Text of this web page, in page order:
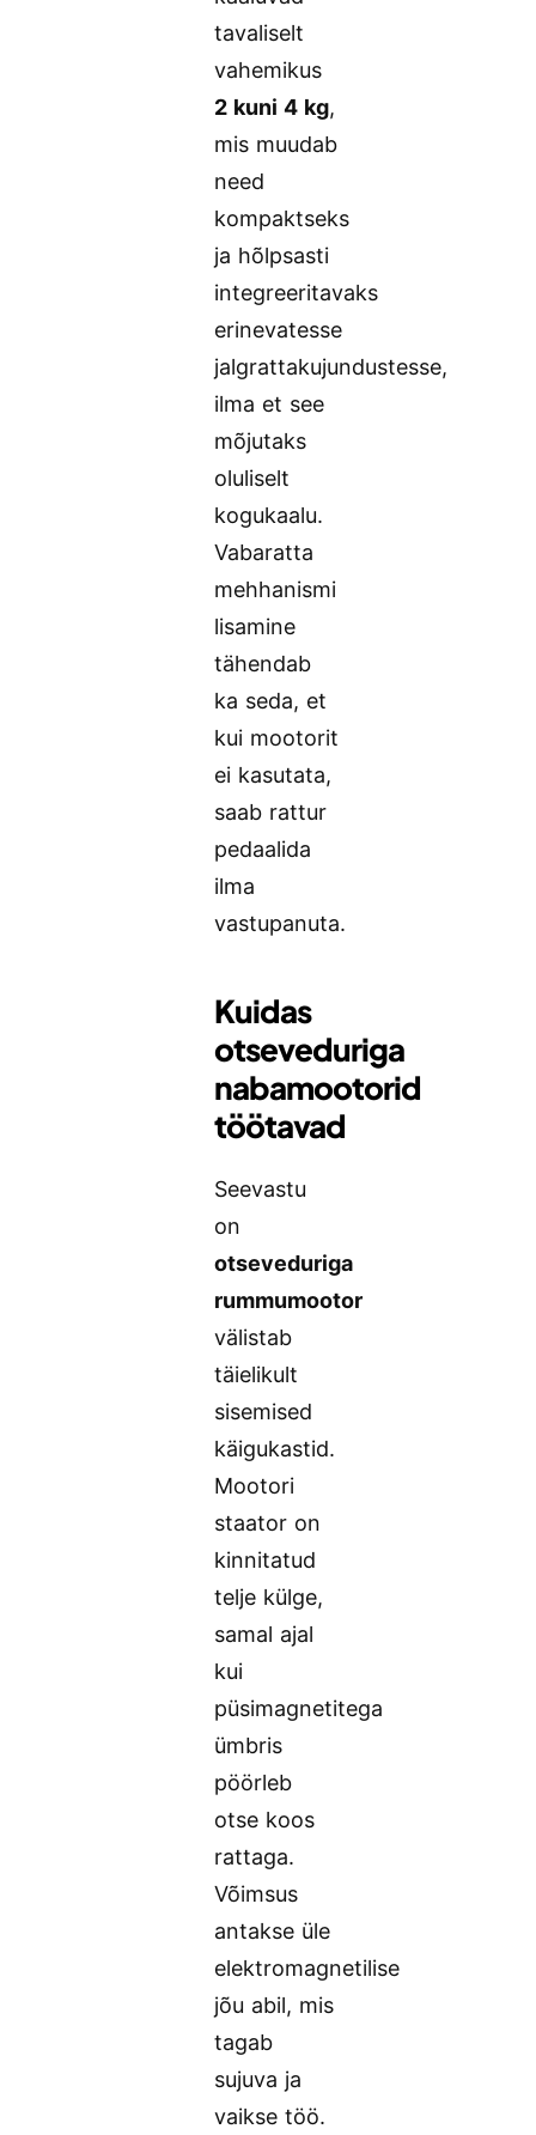
tavaliselt
vahemikus
2 kuni 4 kg,
mis muudab
need
kompaktseks
ja hõlpsasti
integreeritavaks
erinevatesse
jalgrattakujundustesse,
ilma et see
mõjutaks
oluliselt
kogukaalu.
Vabaratta
mehhanismi
lisamine
tähendab
ka seda, et
kui mootorit
ei kasutata,
saab rattur
pedaalida
ilma
vastupanuta.
Kuidas
otseveduriga
nabamootorid
töötavad
Seevastu
on
otseveduriga
rummumootor
välistab
täielikult
sisemised
käigukastid.
Mootori
staator on
kinnitatud
telje külge,
samal ajal
kui
püsimagnetitega
ümbris
pöörleb
otse koos
rattaga.
Võimsus
antakse üle
elektromagnetilise
jõu abil, mis
tagab
sujuva ja
vaikse töö.